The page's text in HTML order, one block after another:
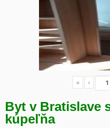
« ‹
Byt v Bratislave
kúpeľňa